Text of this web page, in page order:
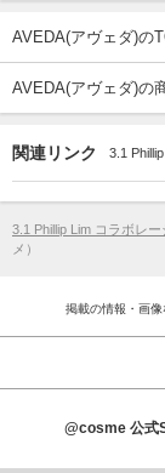
AVEDA(アヴェダ)の
AVEDA(アヴェダ)の
関連リンク 3.1
3.1 Phillip Lim コラボレ
メ）
掲載の情報・画像
@cosme 公式